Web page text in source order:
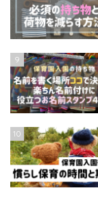
9
10